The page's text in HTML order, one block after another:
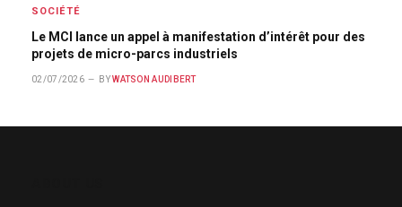
SOCIÉTÉ
Le MCI lance un appel à manifestation d’intérêt pour des
projets de micro-parcs industriels
02/07/2026 BY WATSON AUDIBERT